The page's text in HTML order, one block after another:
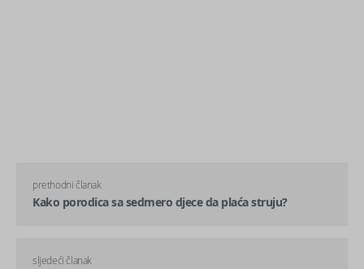
prethodni članak
Kako porodica sa sedmero djece da plaća struju?
sljedeći članak